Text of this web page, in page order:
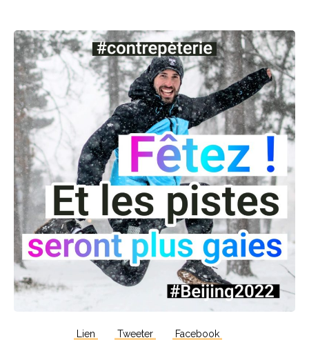
Lien Tweeter Facebook